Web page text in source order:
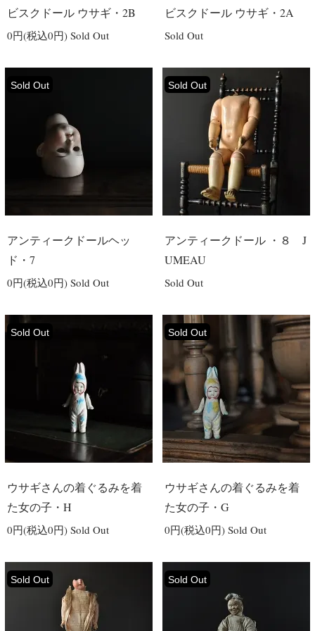
ビスクドール ウサギ・2B
0円(税込0円) Sold Out
ビスクドール ウサギ・2A
Sold Out
Sold Out
アンティークドールヘッ
ド・7
0円(税込0円) Sold Out
Sold Out
アンティークドール ・８ J
UMEAU
Sold Out
Sold Out
ウサギさんの着ぐるみを着
た女の子・H
0円(税込0円) Sold Out
Sold Out
ウサギさんの着ぐるみを着
た女の子・G
0円(税込0円) Sold Out
Sold Out Sold Out